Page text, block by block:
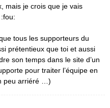
mais je crois que je vais
tous les supporteurs du
prétentieux que toi et aussi
son temps dans le site d’un
pour traiter l’équipe en
peu arriéré …)